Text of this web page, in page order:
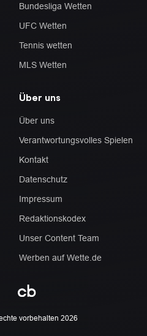
Bundesliga Wetten
UFC Wetten
Tennis wetten
MLS Wetten
Über uns
Über uns
Verantwortungsvolles Spielen
Kontakt
Datenschutz
Impressum
Redaktionskodex
Unser Content Team
Werben auf Wette.de
vorbehalten 2026